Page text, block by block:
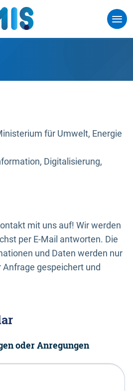
für Umwelt, Energie
Digitalisierung,
mit uns auf! Wir werden
per E-Mail antworten. Die
und Daten werden nur
gespeichert und
oder Anregungen